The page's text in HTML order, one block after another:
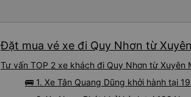
Đặt mua vé xe đi Quy Nhơn từ
Tư vấn TOP 2 xe khách đi Quy Nhơn từ
🚌 1. Xe Tân Quang Dũng khởi hành tại